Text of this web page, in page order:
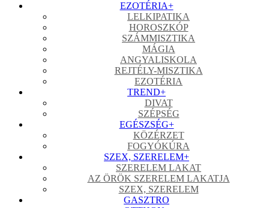
EZOTÉRIA+
LELKIPATIKA
HOROSZKÓP
SZÁMMISZTIKA
MÁGIA
ANGYALISKOLA
REJTÉLY-MISZTIKA
EZOTÉRIA
TREND+
DIVAT
SZÉPSÉG
EGÉSZSÉG+
KÖZÉRZET
FOGYÓKÚRA
SZEX, SZERELEM+
SZERELEM LAKAT
AZ ÖRÖK SZERELEM LAKATJA
SZEX, SZERELEM
GASZTRO